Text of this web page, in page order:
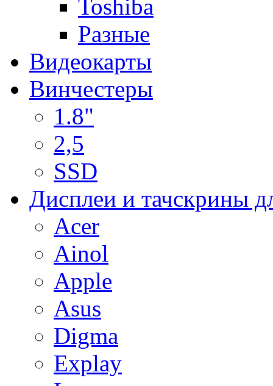
Toshiba
Разные
Видеокарты
Винчестеры
1.8"
2,5
SSD
Дисплеи и тачскрины
Acer
Ainol
Apple
Asus
Digma
Explay